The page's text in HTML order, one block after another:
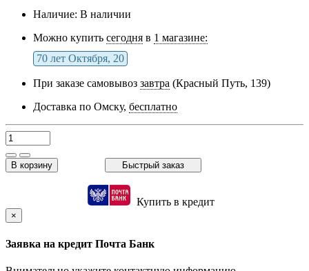
Наличие: В наличии
Можно купить сегодня в 1 магазине:
70 лет Октября, 20
При заказе самовывоз завтра (Красный Путь, 139)
Доставка по Омску, бесплатно
В корзину Быстрый заказ
Купить в кредит
×
Заявка на кредит Почта Банк